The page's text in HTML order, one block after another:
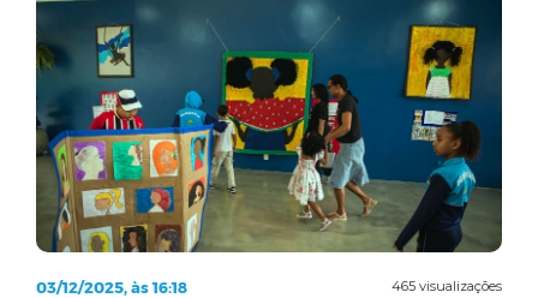
465 visualizações
03/12/2025, às 16:18